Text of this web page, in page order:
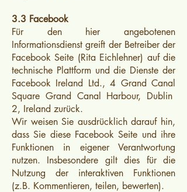
3.3 Facebook
Für den hier angebotenen
Informationsdienst greift der Betreiber der
Facebook Seite (Rita Eichlehner) auf die
technische Plattform und die Dienste der
Facebook Ireland Ltd., 4 Grand Canal
Square Grand Canal Harbour, Dublin
2, Ireland zurück.
Wir weisen Sie ausdrücklich darauf hin,
dass Sie diese Facebook Seite und ihre
Funktionen in eigener Verantwortung
nutzen. Insbesondere gilt dies für die
Nutzung der interaktiven Funktionen
(z.B. Kommentieren, teilen, bewerten).